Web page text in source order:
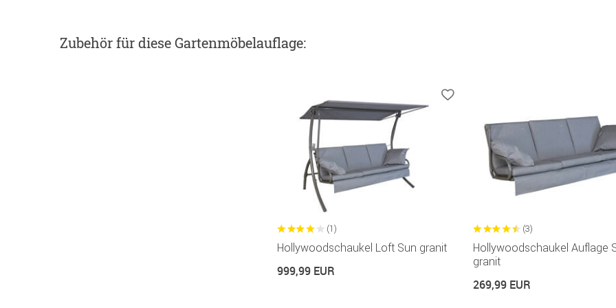
Zubehörfür diese Gartenmöbelauflage:
(1)
Hollywoodschaukel Loft Sun granit
999,99 EUR
(3)
Hollywoodschaukel Auflage
granit
269,99 EUR